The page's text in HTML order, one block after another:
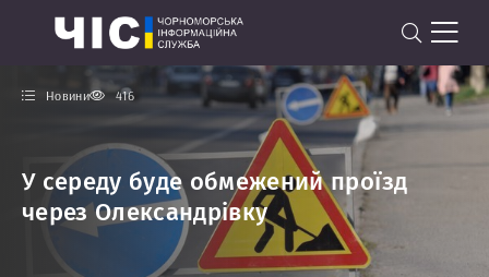
Новини 416
У середу буде обмежений проїзд
через Олександрівку